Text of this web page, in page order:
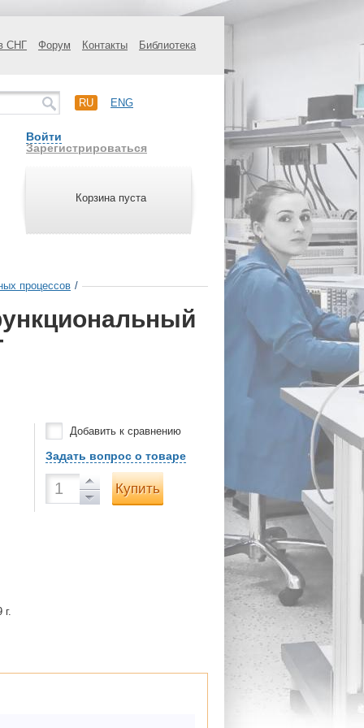
СНГ Форум Контакты Библиотека
RU ENG
Войти
Зарегистрироваться
Корзина пуста
процессов /
г.
Добавить к сравнению
Задать вопрос о товаре
Купить